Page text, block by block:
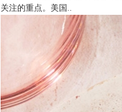
关注的重点。美国..